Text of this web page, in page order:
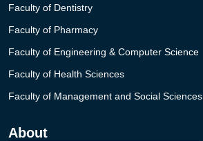
Faculty of Dentistry
Faculty of Pharmacy
Faculty of Engineering & Computer Science
Faculty of Health Sciences
Faculty of Management and Social Sciences
About